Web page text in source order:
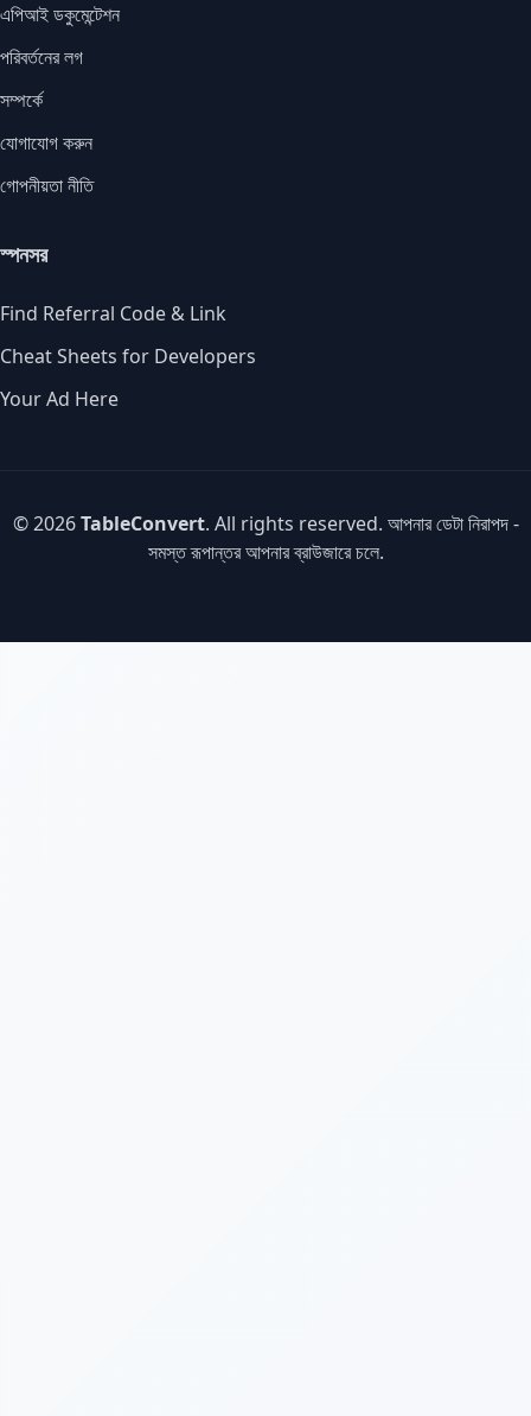
এপিআই ডকুমেন্টেশন
পরিবর্তনের লগ
সম্পর্কে
যোগাযোগ করুন
গোপনীয়তা নীতি
স্পনসর
Find Referral Code & Link
Cheat Sheets for Developers
Your Ad Here
© 2026TableConvert. All rights reserved. আপনার ডেটা নিরাপদ -
সমস্ত রূপান্তর আপনার ব্রাউজারে চলে.